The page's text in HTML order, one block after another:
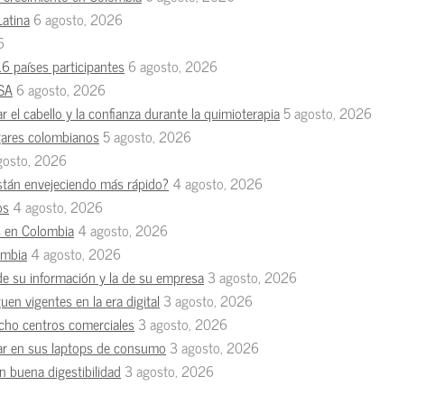
6 agosto, 2026
países participantes6 agosto, 2026
6 agosto, 2026
cabello y la confianza durante la quimioterapia5 agosto, 2026
colombianos5 agosto, 2026
2026
envejeciendo más rápido? 4 agosto, 2026
4 agosto, 2026
Colombia4 agosto, 2026
4 agosto, 2026
su información y la de su empresa3 agosto, 2026
vigentes en la era digital 3 agosto, 2026
centros comerciales3 agosto, 2026
en sus laptops de consumo 3 agosto, 2026
buena digestibilidad 3 agosto, 2026